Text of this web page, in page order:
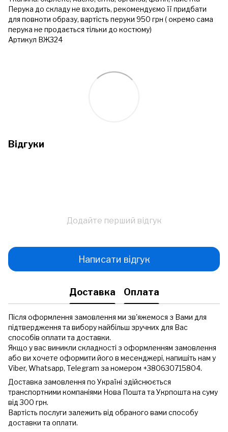
Перука до складу не входить, рекомендуємо її придбати
для повноти образу, вартість перуки 950 грн ( окремо сама
перука не продається тільки до костюму)
Артикул ВЖ324
Відгуки
Додайте перший відгук
Написати відгук
Доставка Оплата
Після оформлення замовлення ми зв'яжемося з Вами для
підтвердження та вибору найбільш зручних для Вас
способів оплати та доставки.
Якщо у вас виникли складності з оформленням замовлення
або ви хочете оформити його в месенджері, напишіть нам у
Viber, Whatsapp, Telegram за номером +380630715804.
Доставка замовлення по Україні здійснюється
транспортними компаніями Нова Пошта та Укрпошта на суму
від 300 грн.
Вартість послуги залежить від обраного вами способу
доставки та оплати.